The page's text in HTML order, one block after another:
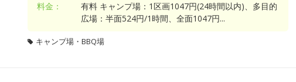
料金：
有料 キャンプ場：1区画1047円(24時間以内)、多目的
広場：半面524円/1時間、全面1047円...
キャンプ場・BBQ場